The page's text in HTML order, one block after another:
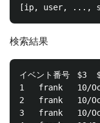
検索結果
イベント番号	$3	$4	$5	$6	$7	$8	$9	$bytes	$ip	$status_code	$user
1	frank	10/Oct/2000:13:25:15 -0700	GET /apache_pb.gif HTTP/1.0	1534	127.0.0.1	200	-
2	frank	10/Oct/2000:13:35:22 -0700	GET /apache_pb.gif HTTP/1.0	5324	127.0.0.1	500	-
3	frank	10/Oct/2000:13:50:35 -0700	GET /apache_pb.gif HTTP/1.0	4355	127.0.0.1	200	-